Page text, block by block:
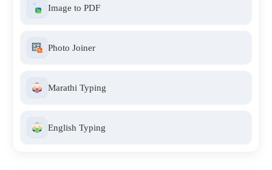
Image to PDF
Photo Joiner
Marathi Typing
English Typing